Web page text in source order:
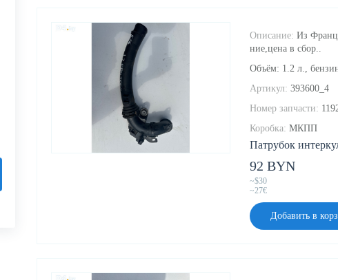
Патрубок
Описание: Из
ние,цена в сбор..
Объём: 1.2 л.,
Артикул: 393600_4
Номер запчасти:
Коробка: МКПП
92 BYN
~$30
~27€
Добавить в